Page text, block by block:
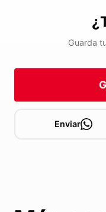
Guarda
Enviar